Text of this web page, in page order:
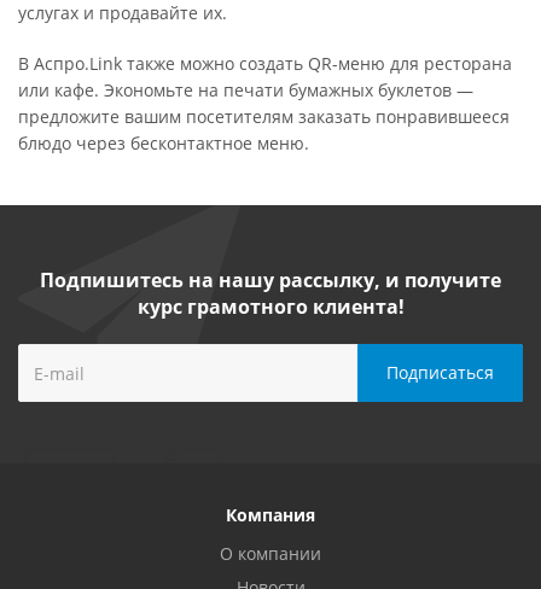
услугах и продавайте их.
В Аспро.Link также можно создать QR-меню для ресторана
или кафе. Экономьте на печати бумажных буклетов —
предложите вашим посетителям заказать понравившееся
блюдо через бесконтактное меню.
Подпишитесь на нашу рассылку, и получите
курс грамотного клиента!
Компания
О компании